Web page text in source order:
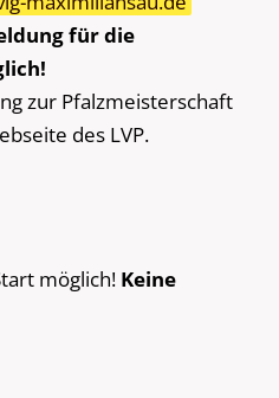
für die
zur Pfalzmeisterschaft
des LVP.
möglich! Keine